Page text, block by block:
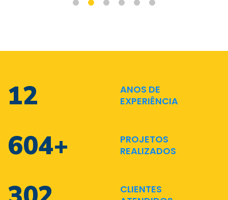
17
ANOS DE
EXPERIÊNCIA
882+
PROJETOS
REALIZADOS
CLIENTES